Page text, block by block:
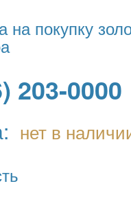
на покупку
203-0000
нет в